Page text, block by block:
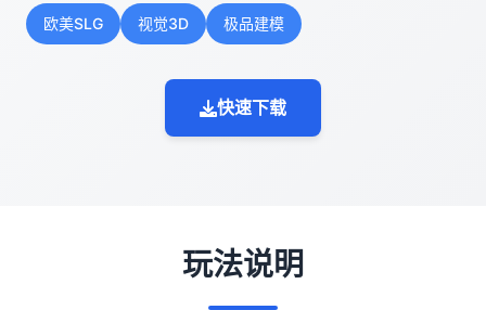
欧美SLG 视觉3D 极品建模
快速下载
玩法说明